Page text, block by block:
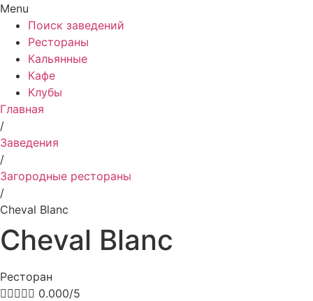
Menu
Поиск заведений
Рестораны
Кальянные
Кафе
Клубы
Главная
/
Заведения
/
Загородные рестораны
/
Cheval Blanc
Cheval Blanc
Ресторан
 0.000/5